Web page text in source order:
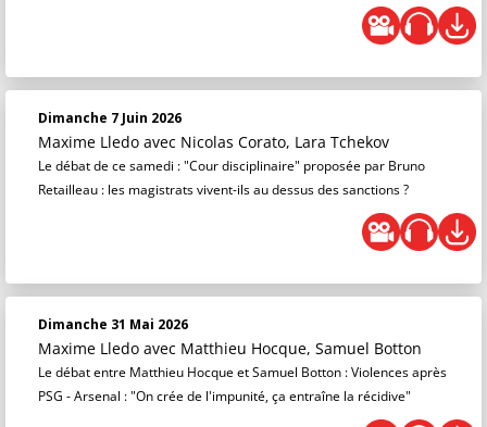
Dimanche 7 Juin 2026
Maxime Lledo avec Nicolas Corato, Lara Tchekov
Le débat de ce samedi : "Cour disciplinaire" proposée par Bruno
Retailleau : les magistrats vivent-ils au dessus des sanctions ?
Dimanche 31 Mai 2026
Maxime Lledo avec Matthieu Hocque, Samuel Botton
Le débat entre Matthieu Hocque et Samuel Botton : Violences après
PSG - Arsenal : "On crée de l'impunité, ça entraîne la récidive"